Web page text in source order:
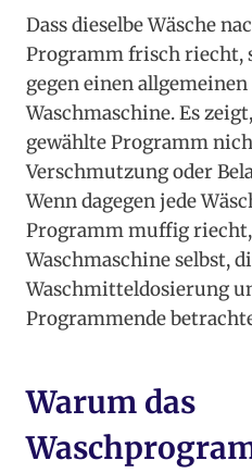
Dass dieselbe Wäsche
Programm frisch riecht,
gegen einen
Waschmaschine. Es
gewählte Programm
Verschmutzung oder
Wenn dagegen jede
Programm muffig
Waschmaschine selbst,
Waschmitteldosierung
Programmende
Warum das